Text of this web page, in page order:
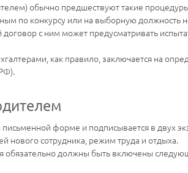
обычно предшествуют такие
по конкурсу или на выборную должность
с ним может предусматривать
как правило, заключается на
форме и подписывается в двух
нового сотрудника, режим труда и отдыха.
обязательно должны быть включены